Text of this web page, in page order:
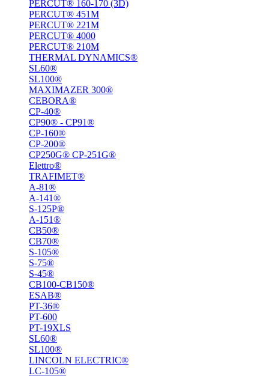
PERCUT® 160-170 (3D)
PERCUT® 451M
PERCUT® 221М
PERCUT® 4000
PERCUT® 210M
THERMAL DYNAMICS®
SL60®
SL100®
MAXIMAZER 300®
CEBORA®
CP-40®
CP90® - СP91®
CP-160®
CP-200®
CP250G® CP-251G®
Elettro®
TRAFIMET®
A-81®
A-141®
S-125P®
A-151®
СВ50®
СВ70®
S-105®
S-75®
S-45®
СВ100-СВ150®
ESAB®
PT-36®
PT-600
PT-19XLS
SL60®
SL100®
LINCOLN ELECTRIC®
LC-105®